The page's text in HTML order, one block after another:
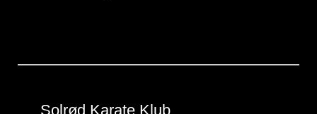
Solrød Karate Klub